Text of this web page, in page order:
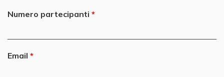
Numero partecipanti
Email